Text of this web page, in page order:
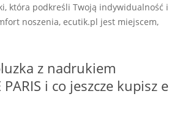
która podkreśli Twoją indywidualność i
noszenia, ecutik.pl jest miejscem,
z nadrukiem
i co jeszcze kupisz e